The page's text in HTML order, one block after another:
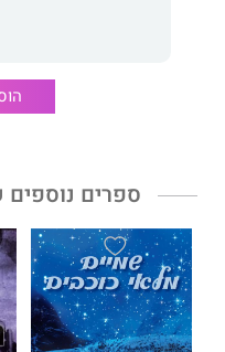
ספרים נוספים